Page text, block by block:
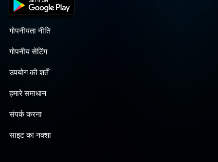
गोपनीयता नीति
गोपनीय सेटिंग
उपयोग की शर्तें
हमारे समाधान
संपर्क करना
साइट का नक्शा